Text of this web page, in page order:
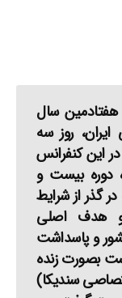
سال
روز سه
در این کنفرانس
دوره بیست و
گذر از شرایط
و هدف اصلی
و پاسداشت
بصورت زنده
سندیکا)